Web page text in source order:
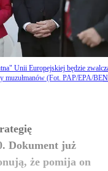
Unii Europejskiej będzie
muzułmanów (Fot. PAP/EPA/
Dokument już
że pomija on